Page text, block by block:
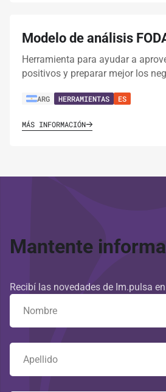
Modelo de análisis
Herramienta para ayudar a
positivos y preparar mejor los
ARG HERRAMIENTAS ES
MÁS INFORMACIÓN
Mantente
Recibí las novedades de Im.pulsa